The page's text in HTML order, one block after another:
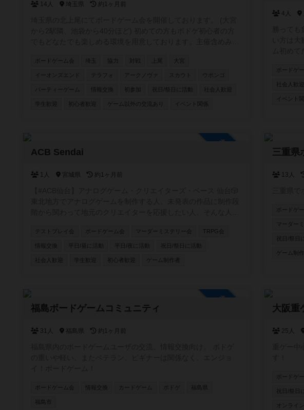
14人 埼玉県 約1ヶ月前
ご用意しております。 駐車場は200台ほどで無料です。 6年1月
10日現在/114回の開催をしており 平均30人ほどの方にご参加い
ボードゲーム会 協力 対戦 上尾 大宮
イーオンズエンド テラフォ アークノヴァ スカウト ウボンゴ
パーティーゲーム 情報交換 初参加 祝日/祭日に活動 社会人歓迎
学生歓迎 初心者歓迎 ゲーム以外の交流あり イベント関係
4人
が、毎
受け付け
ボードゲ
社会人歓迎
イベント
ACB Sendai
1人 宮城県 約1ヶ月前
ィ!!テストプレイ会 ボードゲーム会 マーダーミステリー会 TRPG会
情報交換 平日/昼に活動 平日/夜に活動 祝日/祭日に活動
社会人歓迎 学生歓迎 初心者歓迎 ゲーム制作者
三重県
13人
ボードゲ
マーダー
祝日/祭日
ゲーム制作
福島ボードゲームコミュニティ
31人 福島県 約1ヶ月前
ボードゲーム会 情報交換 カードゲーム ボドゲ
福島市
大阪重
25人
ボードゲ
祝日/祭日
オンライン